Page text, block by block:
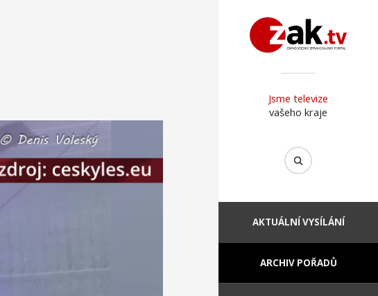
Jsme televize
vašeho kraje
AKTUÁLNÍ VYSÍLÁNÍ
ARCHIV POŘADŮ